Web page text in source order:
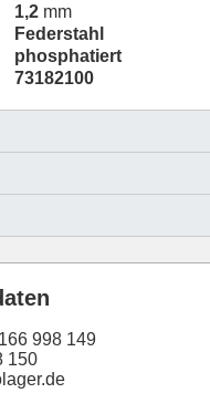
1,2 mm
Federstahl
phosphatiert
73182100
998 149
150